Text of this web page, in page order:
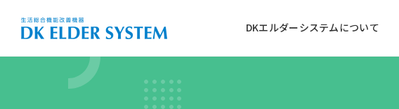
DKエルダーシステムについて